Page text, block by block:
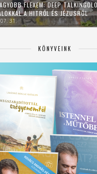
FLEXEM: DEEP
A HITRŐL ÉS JÉZUSRÓL
31.
KÖNYVEINK